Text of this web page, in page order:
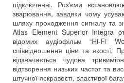
підключенні. Роз'єми
зварювання, завдяки чому
шляху проходження сигналу та
Atlas Element Superior Integra
відомих аудіофільм “Hi-Fi
співвідношення ціни та якості.
відзначається чудова
відтворення низьких частот та
штучної яскравості, властивої